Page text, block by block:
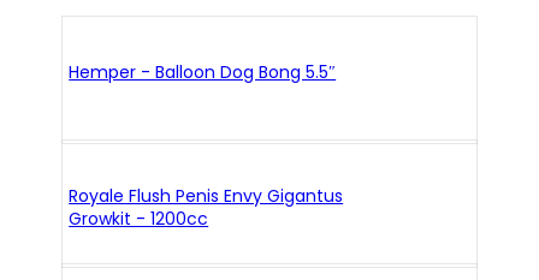
Hemper - Balloon Dog Bong 5.5″
Royale Flush Penis Envy Gigantus
Growkit - 1200cc